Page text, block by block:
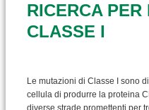
RICERCA PER
CLASSE I
Le mutazioni di Classe I sono
cellula di produrre la proteina